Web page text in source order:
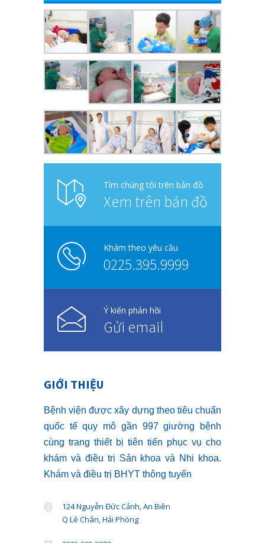
Tìm chúng tôi trên bản đồ
Xem trên bản đồ
Khám theo yêu cầu
0225.395.9999
Ý kiến phản hồi
Gửi email
GIỚI THIỆU
Bệnh viện được xây dựng theo tiêu chuẩn
quốc tế quy mô gần 997 giường bệnh
cùng trang thiết bị tiên tiến phục vụ cho
khám và điều trị Sản khoa và Nhi khoa.
Khám và điều trị BHYT thông tuyến
124 Nguyễn Đức Cảnh, An Biên
Q Lê Chân, Hải Phòng